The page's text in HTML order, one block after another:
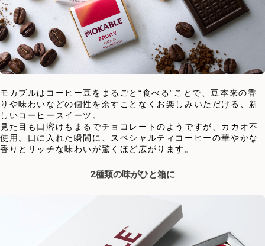
モカブルはコーヒー豆をまるごと“食べる”ことで、豆本来の香
りや味わいなどの個性を余すことなくお楽しみいただける、新
しいコーヒースイーツ。
見た目も口溶けもまるでチョコレートのようですが、カカオ不
使用。口に入れた瞬間に、スペシャルティコーヒーの華やかな
香りとリッチな味わいが驚くほど広がります。
2種類の味がひと箱に